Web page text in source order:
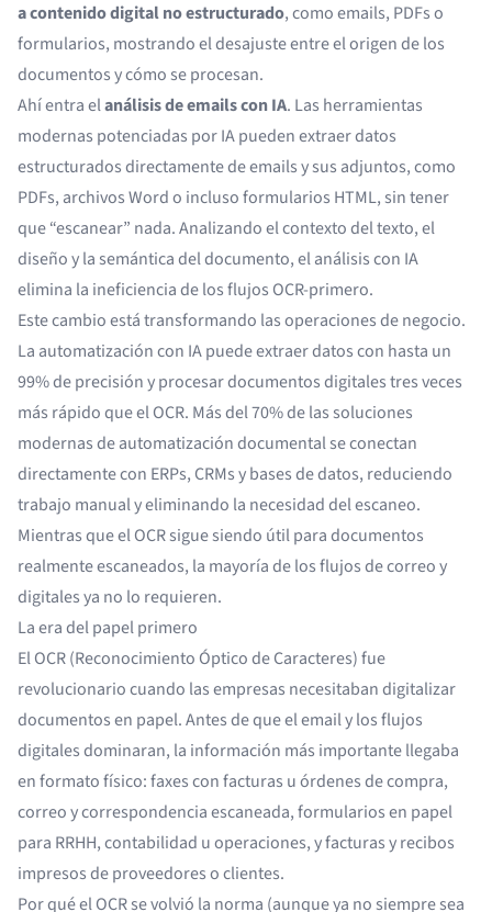
a contenido digital no estructurado, como emails, PDFs o
formularios, mostrando el desajuste entre el origen de los
documentos y cómo se procesan.
Ahí entra elanálisis de emails con IA. Las herramientas
modernas potenciadas por IA pueden extraer datos
estructurados directamente de emails y sus adjuntos, como
PDFs, archivos Word o incluso formularios HTML, sin tener
que “escanear” nada. Analizando el contexto del texto, el
diseño y la semántica del documento, el análisis con IA
elimina la ineficiencia de los flujos OCR-primero.
Este cambio está transformando las operaciones de negocio.
La automatización con IA puedeextraer datos con hasta un
99% de precisióny procesar documentos digitales tres veces
más rápido que el OCR. Más del 70% de las soluciones
modernas de automatización documentalse conectan
directamente con ERPs, CRMs y bases de datos, reduciendo
trabajo manual y eliminando la necesidad del escaneo.
Mientras que el OCR sigue siendo útil para documentos
realmente escaneados, la mayoría de los flujos de correo y
digitales ya no lo requieren.
La era del papel primero
El OCR (Reconocimiento Óptico de Caracteres)fue
revolucionario cuando las empresas necesitaban digitalizar
documentos en papel. Antes de que el email y los flujos
digitales dominaran, la información más importante llegaba
en formato físico: faxes con facturas u órdenes de compra,
correo y correspondencia escaneada, formularios en papel
para RRHH, contabilidad u operaciones, y facturas y recibos
impresos de proveedores o clientes.
Por qué el OCR se volvió la norma (aunque ya no siempre sea